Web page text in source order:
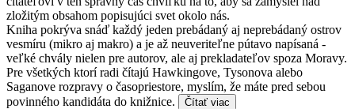
zložitým obsahom popisujúci svet okolo nás.
Kniha pokrýva snáď každý jeden prebádaný aj neprebádaný ostrov
vesmíru (mikro aj makro) a je až neuveriteľne pútavo napísaná -
veľké chvály nielen pre autorov, ale aj prekladateľov spoza Moravy.
Pre všetkých ktorí radi čítajú Hawkingove, Tysonova alebo
Saganove rozpravy o časopriestore, myslím, že máte pred sebou
povinného kandidáta do knižnice.
Čítať viac